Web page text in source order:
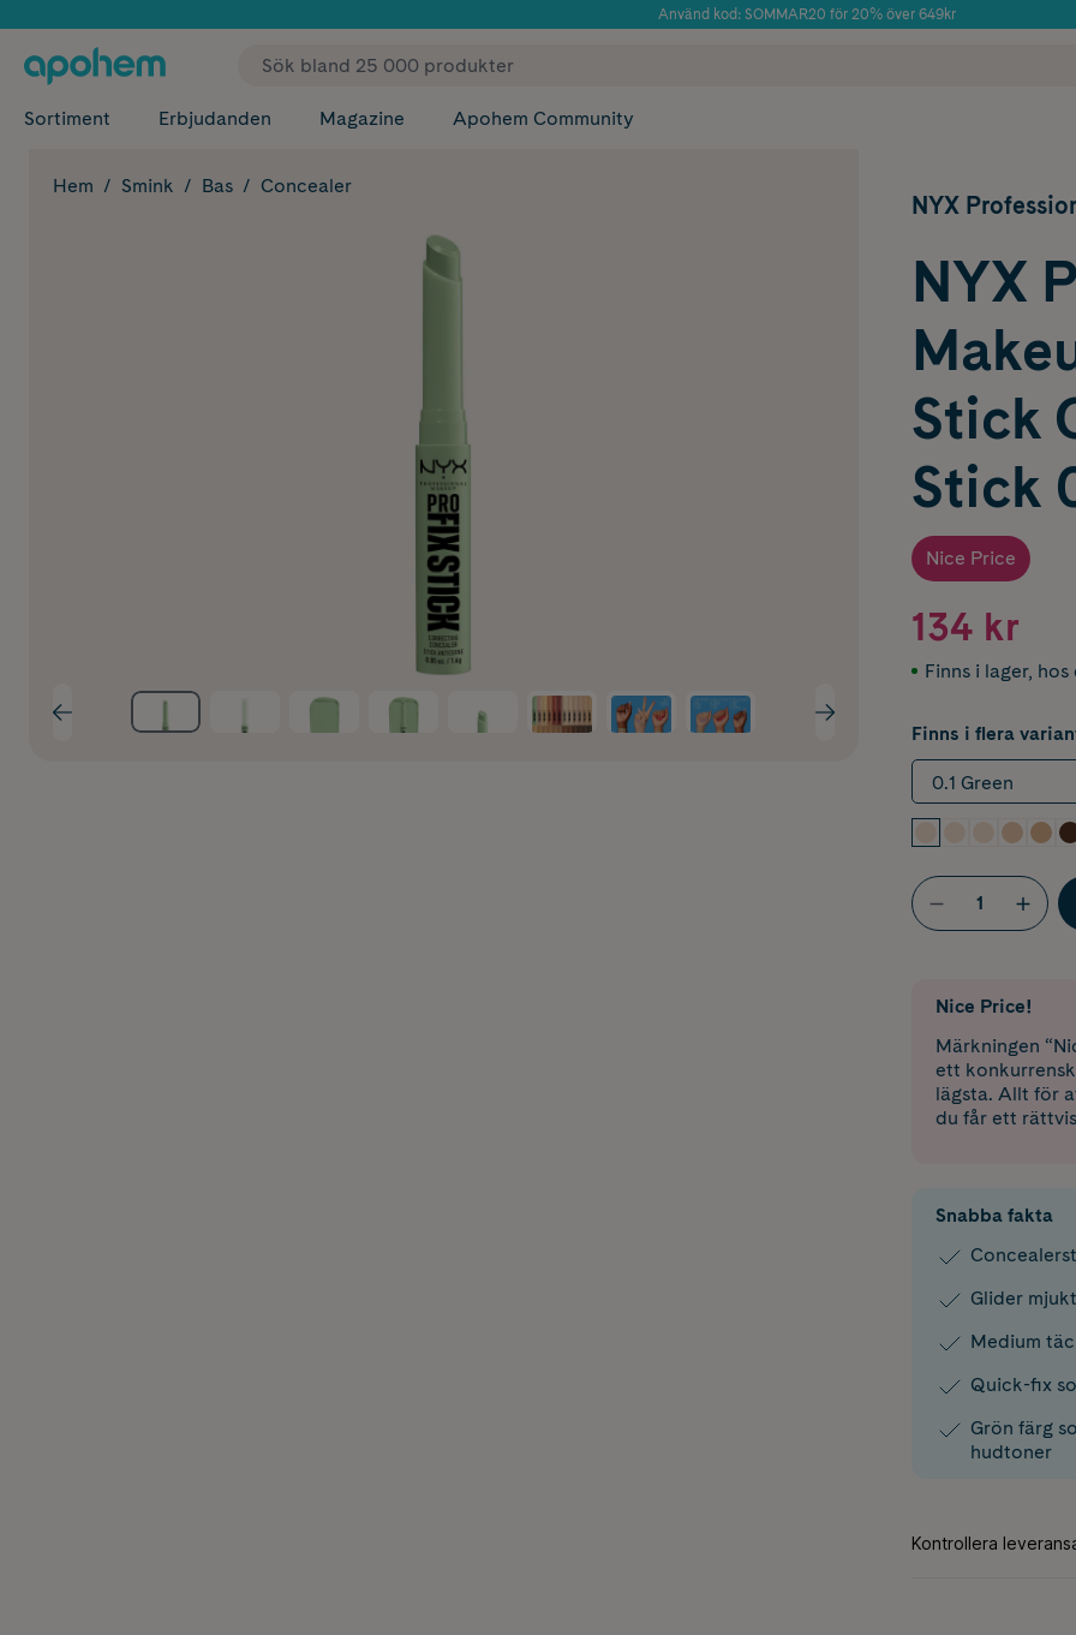
Använd kod: SOMMAR20 för 20% över 649kr
Sortiment Erbjudanden Magazine Apohem Community
Hem Smink Bas Concealer
NYX
NYX
Stick
Stick
Nice Price
134 kr
Finns i lager, hos
Finns i flera
0.1 Green
Nice Price!
Märkningen
ett
lägsta. Allt för
du får ett
Snabba fakta
Glider
Medium
Quick-fix
Grön färg
hudtoner